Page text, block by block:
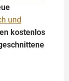
und
kostenlos